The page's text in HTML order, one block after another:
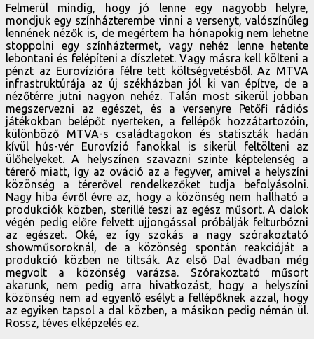
Felmerül mindig, hogy jó lenne egy nagyobb helyre,
mondjuk egy színházterembe vinni a versenyt, valószínűleg
lennének nézők is, de megértem ha hónapokig nem lehetne
stoppolni egy színháztermet, vagy nehéz lenne hetente
lebontani és felépíteni a díszletet. Vagy másra kell költeni a
pénzt az Eurovízióra félre tett költségvetésből. Az MTVA
infrastruktúrája az új székházban jól ki van építve, de a
nézőtérre jutni nagyon nehéz. Talán most sikerül jobban
megszervezni az egészet, és a versenyre Petőfi rádiós
játékokban belépőt nyerteken, a fellépők hozzátartozóin,
különböző MTVA-s családtagokon és statiszták hadán
kívül hús-vér Eurovízió fanokkal is sikerül feltölteni az
ülőhelyeket. A helyszínen szavazni szinte képtelenség a
térerő miatt, így az ováció az a fegyver, amivel a helyszíni
közönség a térerővel rendelkezőket tudja befolyásolni.
Nagy hiba évről évre az, hogy a közönség nem hallható a
produkciók közben, sterillé teszi az egész műsort. A dalok
végén pedig előre felvett ujjongással próbálják felturbózni
az egészet. Oké, ez így szokás a nagy szórakoztató
showműsoroknál, de a közönség spontán reakcióját a
produkció közben ne tiltsák. Az első Dal évadban még
megvolt a közönség varázsa. Szórakoztató műsort
akarunk, nem pedig arra hivatkozást, hogy a helyszíni
közönség nem ad egyenlő esélyt a fellépőknek azzal, hogy
az egyiken tapsol a dal közben, a másikon pedig némán ül.
Rossz, téves elképzelés ez.